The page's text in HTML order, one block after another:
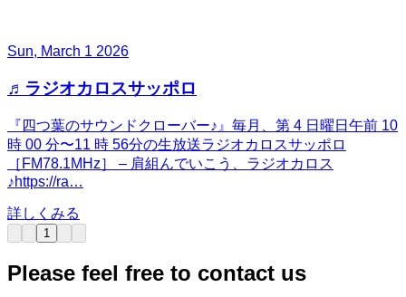
Sun, March 1 2026
♬ラジオカロスサッポロ
『四つ葉のサウンドクローバー♪』毎月、第 4 日曜日午前 10
時 00 分〜11 時 56分の生放送ラジオカロスサッポロ
［FM78.1MHz］ – 肩組んでいこう、ラジオカロス
♪https://ra…
詳しくみる
1
Please feel free to contact us